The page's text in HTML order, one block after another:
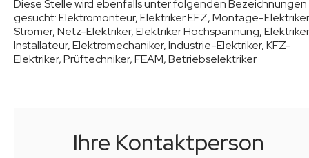
Diese Stelle wird ebenfalls unter folgenden Bezeichnungen
gesucht:Elektromonteur, Elektriker EFZ, Montage-
Stromer, Netz-Elektriker, Elektriker Hochspannung, Elektriker
Installateur, Elektromechaniker, Industrie-Elektriker, KFZ-
Elektriker, Prüftechniker, FEAM, Betriebselektriker
Ihre Kontaktperson